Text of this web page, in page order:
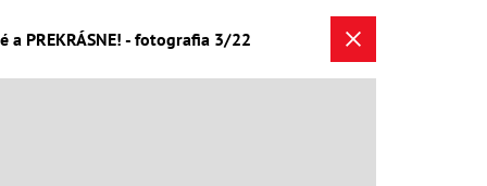
a PREKRÁSNE! - fotografia 3/22